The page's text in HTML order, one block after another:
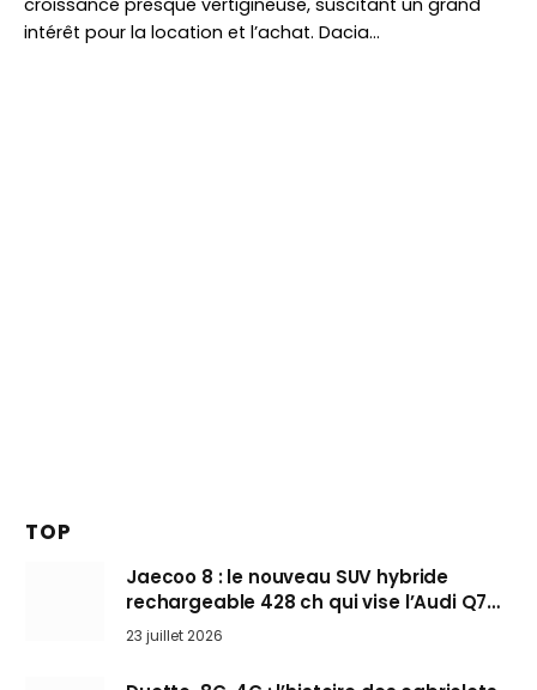
croissance presque vertigineuse, suscitant un grand
intérêt pour la location et l’achat. Dacia…
TOP
Jaecoo 8 : le nouveau SUV hybride
rechargeable 428 ch qui vise l’Audi Q7
arrive en Europe cet automne
23 juillet 2026